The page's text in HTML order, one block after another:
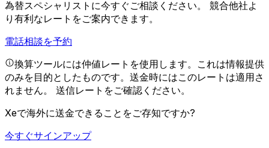
為替スペシャリストに今すぐご相談ください。 競合他社よ
り有利なレートをご案内できます。
電話相談を予約
換算ツールには仲値レートを使用します。これは情報提供
のみを目的としたものです。送金時にはこのレートは適用さ
れません。 送信レートをご確認ください。
Xeで海外に送金できることをご存知ですか?
今すぐサインアップ